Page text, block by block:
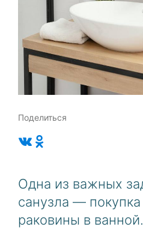
Поделиться
Одна из важных
санузла — покупка
раковины в